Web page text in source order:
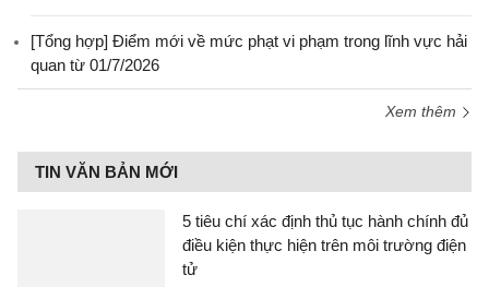
[Tổng hợp] Điểm mới về mức phạt vi phạm trong lĩnh vực hải
quan từ 01/7/2026
Xem thêm
TIN VĂN BẢN MỚI
5 tiêu chí xác định thủ tục hành chính đủ
điều kiện thực hiện trên môi trường điện
tử